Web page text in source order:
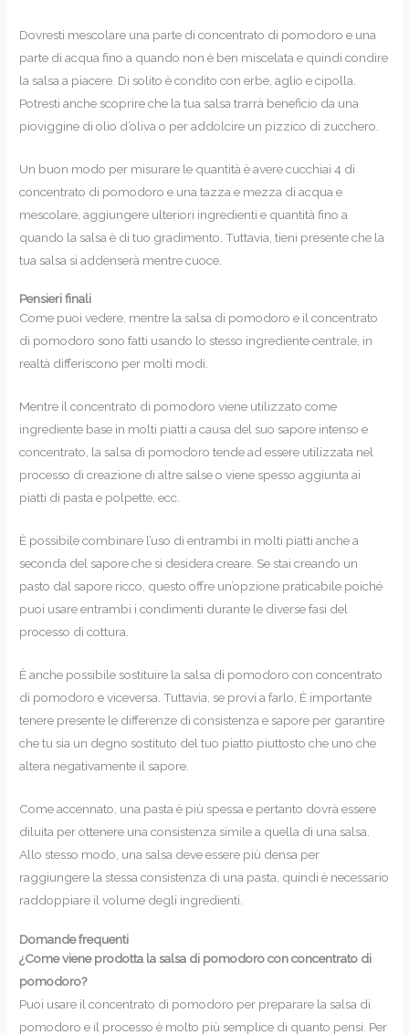
Dovresti mescolare una parte di concentrato di pomodoro e una
parte di acqua fino a quando non è ben miscelata e quindi condire
la salsa a piacere. Di solito è condito con erbe, aglio e cipolla.
Potresti anche scoprire che la tua salsa trarrà beneficio da una
pioviggine di olio d’oliva o per addolcire un pizzico di zucchero.
Un buon modo per misurare le quantità è avere cucchiai 4 di
concentrato di pomodoro e una tazza e mezza di acqua e
mescolare, aggiungere ulteriori ingredienti e quantità fino a
quando la salsa è di tuo gradimento. Tuttavia, tieni presente che la
tua salsa si addenserà mentre cuoce.
Pensieri finali
Come puoi vedere, mentre la salsa di pomodoro e il concentrato
di pomodoro sono fatti usando lo stesso ingrediente centrale, in
realtà differiscono per molti modi.
Mentre il concentrato di pomodoro viene utilizzato come
ingrediente base in molti piatti a causa del suo sapore intenso e
concentrato, la salsa di pomodoro tende ad essere utilizzata nel
processo di creazione di altre salse o viene spesso aggiunta ai
piatti di pasta e polpette, ecc.
È possibile combinare l’uso di entrambi in molti piatti anche a
seconda del sapore che si desidera creare. Se stai creando un
pasto dal sapore ricco, questo offre un’opzione praticabile poiché
puoi usare entrambi i condimenti durante le diverse fasi del
processo di cottura.
È anche possibile sostituire la salsa di pomodoro con concentrato
di pomodoro e viceversa. Tuttavia, se provi a farlo, È importante
tenere presente le differenze di consistenza e sapore per garantire
che tu sia un degno sostituto del tuo piatto piuttosto che uno che
altera negativamente il sapore.
Come accennato, una pasta è più spessa e pertanto dovrà essere
diluita per ottenere una consistenza simile a quella di una salsa.
Allo stesso modo, una salsa deve essere più densa per
raggiungere la stessa consistenza di una pasta, quindi è necessario
raddoppiare il volume degli ingredienti.
Domande frequenti
¿Come viene prodotta la salsa di pomodoro con concentrato di
pomodoro?
Puoi usare il concentrato di pomodoro per preparare la salsa di
pomodoro e il processo è molto più semplice di quanto pensi. Per